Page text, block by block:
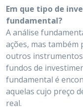
Em que tipo de
fundamental?
A análise
ações, mas
outros
fundos de
fundamental é
aquelas cujo preço
real.